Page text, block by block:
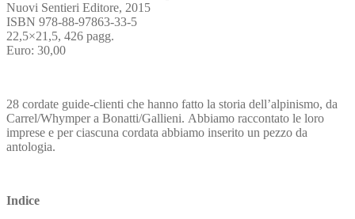
Nuovi Sentieri Editore, 2015
ISBN 978-88-97863-33-5
22,5×21,5, 426 pagg.
Euro: 30,00
28 cordate guide-clienti che hanno fatto la storia dell’alpinismo, da
Carrel/Whymper a Bonatti/Gallieni. Abbiamo raccontato le loro
imprese e per ciascuna cordata abbiamo inserito un pezzo da
antologia.
Indice